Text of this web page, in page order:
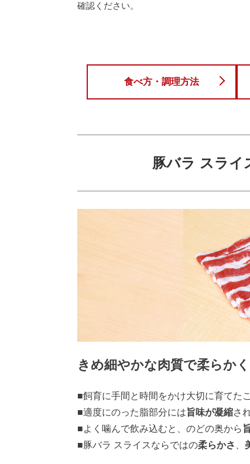
確認ください。
食べ方・調理方法
豚バラ スライ
きめ細やかな肉質で柔らか
■飼育に手間と時間をかけ大切に育てた
■適度にのった脂部分には旨味が凝縮さ
■よく噛んで飲み込むと、のどの奥から
■豚バラ スライスならではの柔らかさ